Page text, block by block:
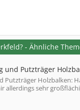
- Ähnliche
und Putzträger
Putzträger Holzbalken:
allerdings sehr